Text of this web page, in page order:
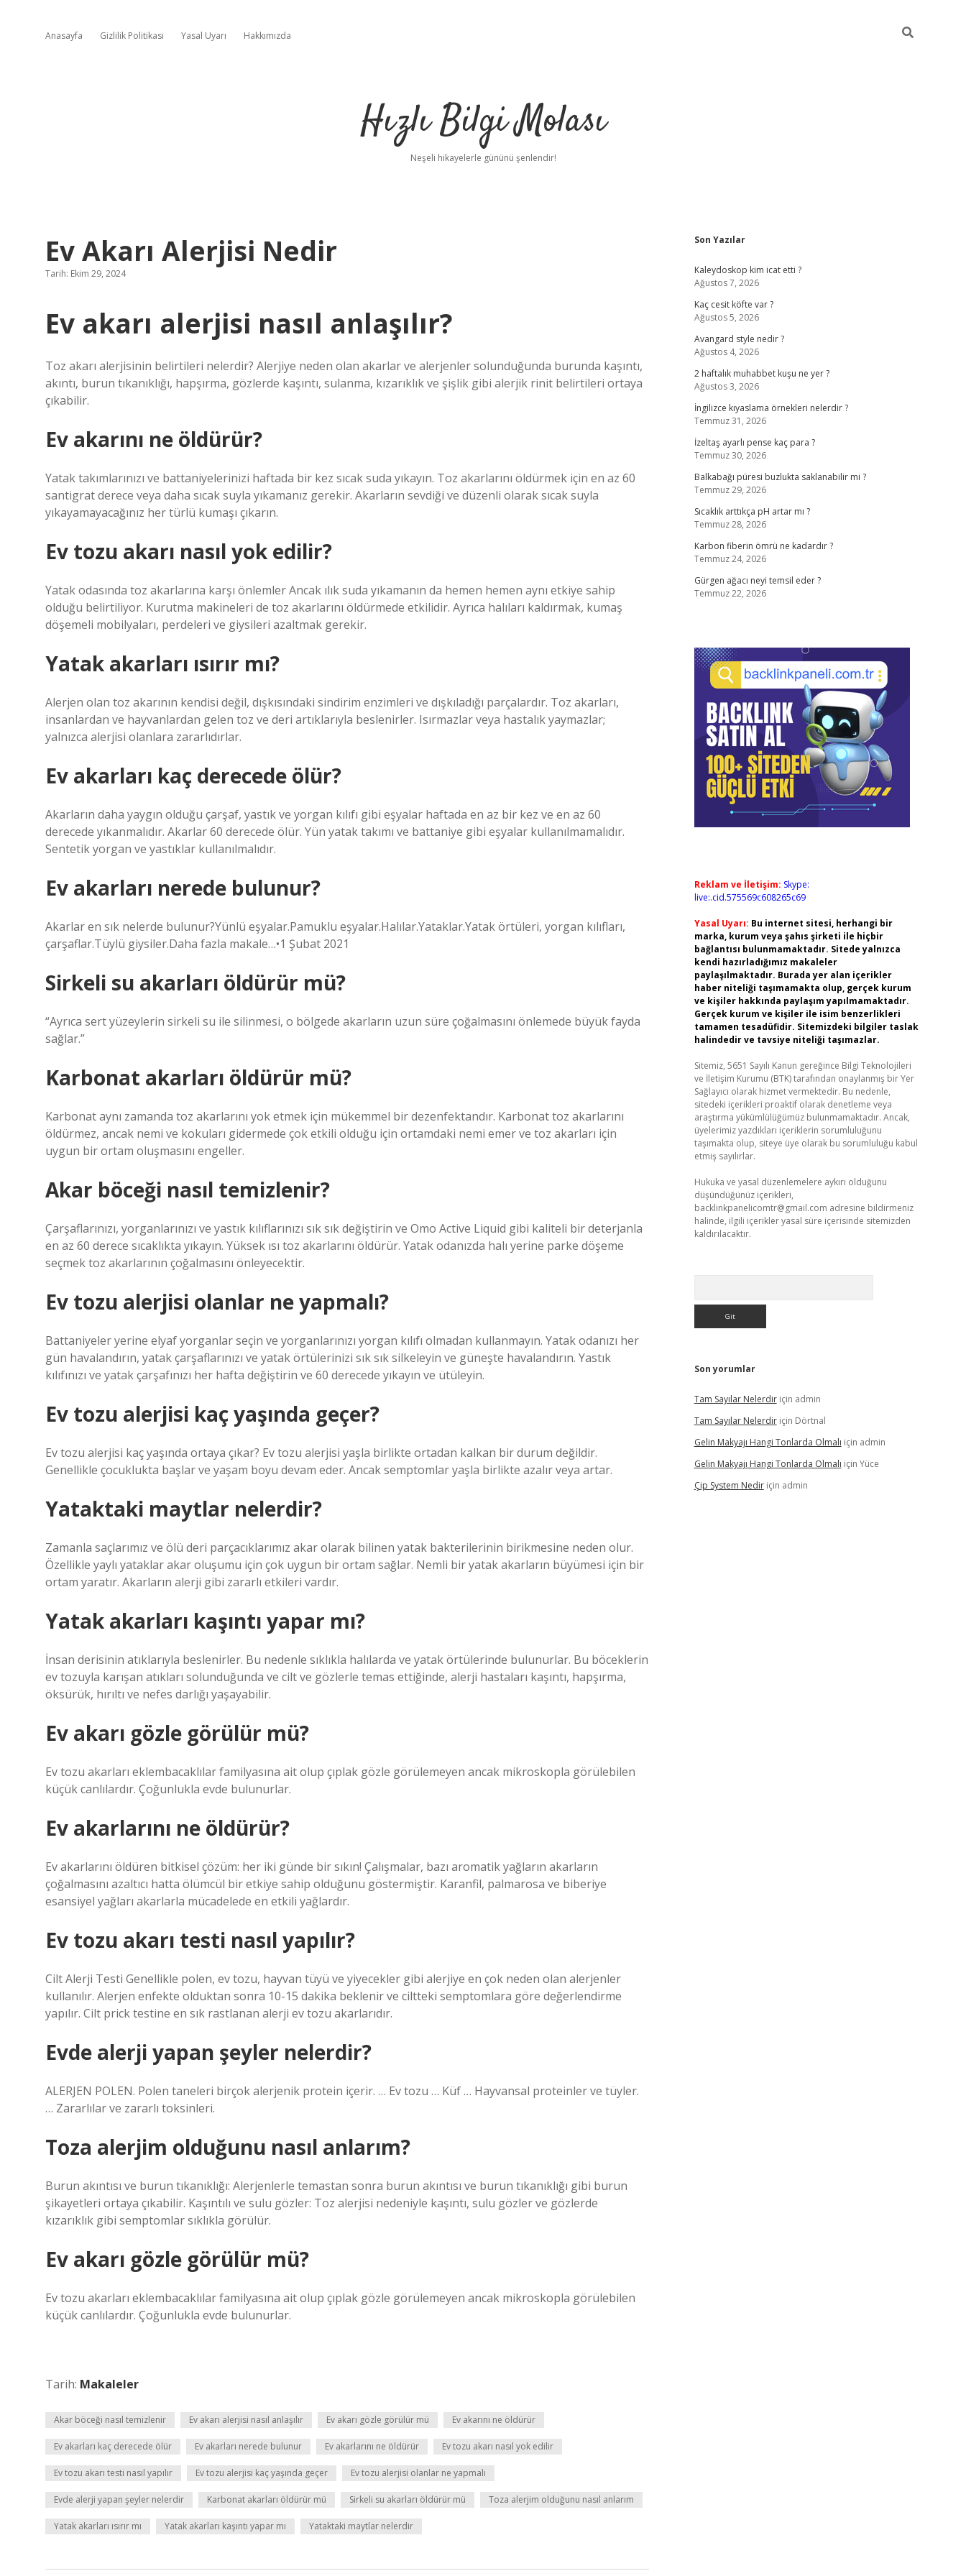
Anasayfa Gizlilik Politikası Yasal Uyarı Hakkımızda
Hızlı Bilgi Molası
Neşeli hikayelerle gününü şenlendir!
Ev Akarı Alerjisi Nedir
Tarih: Ekim 29, 2024
Ev akarı alerjisi nasıl anlaşılır?
Toz akarı alerjisinin belirtileri nelerdir? Alerjiye neden olan akarlar ve alerjenler solunduğunda burunda kaşıntı,
akıntı, burun tıkanıklığı, hapşırma, gözlerde kaşıntı, sulanma, kızarıklık ve şişlik gibi alerjik rinit belirtileri ortaya
çıkabilir.
Ev akarını ne öldürür?
Yatak takımlarınızı ve battaniyelerinizi haftada bir kez sıcak suda yıkayın. Toz akarlarını öldürmek için en az 60
santigrat derece veya daha sıcak suyla yıkamanız gerekir. Akarların sevdiği ve düzenli olarak sıcak suyla
yıkayamayacağınız her türlü kumaşı çıkarın.
Ev tozu akarı nasıl yok edilir?
Yatak odasında toz akarlarına karşı önlemler Ancak ılık suda yıkamanın da hemen hemen aynı etkiye sahip
olduğu belirtiliyor. Kurutma makineleri de toz akarlarını öldürmede etkilidir. Ayrıca halıları kaldırmak, kumaş
döşemeli mobilyaları, perdeleri ve giysileri azaltmak gerekir.
Yatak akarları ısırır mı?
Alerjen olan toz akarının kendisi değil, dışkısındaki sindirim enzimleri ve dışkıladığı parçalardır. Toz akarları,
insanlardan ve hayvanlardan gelen toz ve deri artıklarıyla beslenirler. Isırmazlar veya hastalık yaymazlar;
yalnızca alerjisi olanlara zararlıdırlar.
Ev akarları kaç derecede ölür?
Akarların daha yaygın olduğu çarşaf, yastık ve yorgan kılıfı gibi eşyalar haftada en az bir kez ve en az 60
derecede yıkanmalıdır. Akarlar 60 derecede ölür. Yün yatak takımı ve battaniye gibi eşyalar kullanılmamalıdır.
Sentetik yorgan ve yastıklar kullanılmalıdır.
Ev akarları nerede bulunur?
Akarlar en sık nelerde bulunur?Yünlü eşyalar.Pamuklu eşyalar.Halılar.Yataklar.Yatak örtüleri, yorgan kılıfları,
çarşaflar.Tüylü giysiler.Daha fazla makale…•1 Şubat 2021
Sirkeli su akarları öldürür mü?
“Ayrıca sert yüzeylerin sirkeli su ile silinmesi, o bölgede akarların uzun süre çoğalmasını önlemede büyük fayda
sağlar.”
Karbonat akarları öldürür mü?
Karbonat aynı zamanda toz akarlarını yok etmek için mükemmel bir dezenfektandır. Karbonat toz akarlarını
öldürmez, ancak nemi ve kokuları gidermede çok etkili olduğu için ortamdaki nemi emer ve toz akarları için
uygun bir ortam oluşmasını engeller.
Akar böceği nasıl temizlenir?
Çarşaflarınızı, yorganlarınızı ve yastık kılıflarınızı sık sık değiştirin ve Omo Active Liquid gibi kaliteli bir deterjanla
en az 60 derece sıcaklıkta yıkayın. Yüksek ısı toz akarlarını öldürür. Yatak odanızda halı yerine parke döşeme
seçmek toz akarlarının çoğalmasını önleyecektir.
Ev tozu alerjisi olanlar ne yapmalı?
Battaniyeler yerine elyaf yorganlar seçin ve yorganlarınızı yorgan kılıfı olmadan kullanmayın. Yatak odanızı her
gün havalandırın, yatak çarşaflarınızı ve yatak örtülerinizi sık sık silkeleyin ve güneşte havalandırın. Yastık
kılıfınızı ve yatak çarşafınızı her hafta değiştirin ve 60 derecede yıkayın ve ütüleyin.
Ev tozu alerjisi kaç yaşında geçer?
Ev tozu alerjisi kaç yaşında ortaya çıkar? Ev tozu alerjisi yaşla birlikte ortadan kalkan bir durum değildir.
Genellikle çocuklukta başlar ve yaşam boyu devam eder. Ancak semptomlar yaşla birlikte azalır veya artar.
Yataktaki maytlar nelerdir?
Zamanla saçlarımız ve ölü deri parçacıklarımız akar olarak bilinen yatak bakterilerinin birikmesine neden olur.
Özellikle yaylı yataklar akar oluşumu için çok uygun bir ortam sağlar. Nemli bir yatak akarların büyümesi için bir
ortam yaratır. Akarların alerji gibi zararlı etkileri vardır.
Yatak akarları kaşıntı yapar mı?
İnsan derisinin atıklarıyla beslenirler. Bu nedenle sıklıkla halılarda ve yatak örtülerinde bulunurlar. Bu böceklerin
ev tozuyla karışan atıkları solunduğunda ve cilt ve gözlerle temas ettiğinde, alerji hastaları kaşıntı, hapşırma,
öksürük, hırıltı ve nefes darlığı yaşayabilir.
Ev akarı gözle görülür mü?
Ev tozu akarları eklembacaklılar familyasına ait olup çıplak gözle görülemeyen ancak mikroskopla görülebilen
küçük canlılardır. Çoğunlukla evde bulunurlar.
Ev akarlarını ne öldürür?
Ev akarlarını öldüren bitkisel çözüm: her iki günde bir sıkın! Çalışmalar, bazı aromatik yağların akarların
çoğalmasını azaltıcı hatta ölümcül bir etkiye sahip olduğunu göstermiştir. Karanfil, palmarosa ve biberiye
esansiyel yağları akarlarla mücadelede en etkili yağlardır.
Ev tozu akarı testi nasıl yapılır?
Cilt Alerji Testi Genellikle polen, ev tozu, hayvan tüyü ve yiyecekler gibi alerjiye en çok neden olan alerjenler
kullanılır. Alerjen enfekte olduktan sonra 10-15 dakika beklenir ve ciltteki semptomlara göre değerlendirme
yapılır. Cilt prick testine en sık rastlanan alerji ev tozu akarlarıdır.
Evde alerji yapan şeyler nelerdir?
ALERJEN POLEN. Polen taneleri birçok alerjenik protein içerir. … Ev tozu … Küf … Hayvansal proteinler ve tüyler.
… Zararlılar ve zararlı toksinleri.
Toza alerjim olduğunu nasıl anlarım?
Burun akıntısı ve burun tıkanıklığı: Alerjenlerle temastan sonra burun akıntısı ve burun tıkanıklığı gibi burun
şikayetleri ortaya çıkabilir. Kaşıntılı ve sulu gözler: Toz alerjisi nedeniyle kaşıntı, sulu gözler ve gözlerde
kızarıklık gibi semptomlar sıklıkla görülür.
Ev akarı gözle görülür mü?
Ev tozu akarları eklembacaklılar familyasına ait olup çıplak gözle görülemeyen ancak mikroskopla görülebilen
küçük canlılardır. Çoğunlukla evde bulunurlar.
Tarih: Makaleler
Akar böceği nasıl temizlenir Ev akarı alerjisi nasıl anlaşılır Ev akarı gözle görülür mü Ev akarını ne öldürür
Ev akarları kaç derecede ölür Ev akarları nerede bulunur Ev akarlarını ne öldürür Ev tozu akarı nasıl yok edilir
Ev tozu akarı testi nasıl yapılır Ev tozu alerjisi kaç yaşında geçer Ev tozu alerjisi olanlar ne yapmalı
Evde alerji yapan şeyler nelerdir Karbonat akarları öldürür mü Sirkeli su akarları öldürür mü Toza alerjim olduğunu nasıl anlarım
Yatak akarları ısırır mı Yatak akarları kaşıntı yapar mı Yataktaki maytlar nelerdir
Sidebar
Son Yazılar
Kaleydoskop kim icat etti ?
Ağustos 7, 2026
Kaç cesit köfte var ?
Ağustos 5, 2026
Avangard style nedir ?
Ağustos 4, 2026
2 haftalık muhabbet kuşu ne yer ?
Ağustos 3, 2026
İngilizce kıyaslama örnekleri nelerdir ?
Temmuz 31, 2026
İzeltaş ayarlı pense kaç para ?
Temmuz 30, 2026
Balkabağı püresi buzlukta saklanabilir mi ?
Temmuz 29, 2026
Sıcaklık arttıkça pH artar mı ?
Temmuz 28, 2026
Karbon fiberin ömrü ne kadardır ?
Temmuz 24, 2026
Gürgen ağacı neyi temsil eder ?
Temmuz 22, 2026
Reklam ve İletişim: Skype:
live:.cid.575569c608265c69
Yasal Uyarı: Bu internet sitesi, herhangi bir
marka, kurum veya şahıs şirketi ile hiçbir
bağlantısı bulunmamaktadır. Sitede yalnızca
kendi hazırladığımız makaleler
paylaşılmaktadır. Burada yer alan içerikler
haber niteliği taşımamakta olup, gerçek kurum
ve kişiler hakkında paylaşım yapılmamaktadır.
Gerçek kurum ve kişiler ile isim benzerlikleri
tamamen tesadüfidir. Sitemizdeki bilgiler taslak
halindedir ve tavsiye niteliği taşımazlar.
Sitemiz, 5651 Sayılı Kanun gereğince Bilgi Teknolojileri
ve İletişim Kurumu (BTK) tarafından onaylanmış bir Yer
Sağlayıcı olarak hizmet vermektedir. Bu nedenle,
sitedeki içerikleri proaktif olarak denetleme veya
araştırma yükümlülüğümüz bulunmamaktadır. Ancak,
üyelerimiz yazdıkları içeriklerin sorumluluğunu
taşımakta olup, siteye üye olarak bu sorumluluğu kabul
etmiş sayılırlar.
Hukuka ve yasal düzenlemelere aykırı olduğunu
düşündüğünüz içerikleri,
backlinkpanelicomtr@gmail.com adresine bildirmeniz
halinde, ilgili içerikler yasal süre içerisinde sitemizden
kaldırılacaktır.
Son yorumlar
Tam Sayılar Nelerdiriçin admin
Tam Sayılar Nelerdiriçin Dörtnal
Gelin Makyajı Hangi Tonlarda Olmalı için admin
Gelin Makyajı Hangi Tonlarda Olmalı için Yüce
Çip System Nediriçin admin
https://hiltonbet-giris.com/